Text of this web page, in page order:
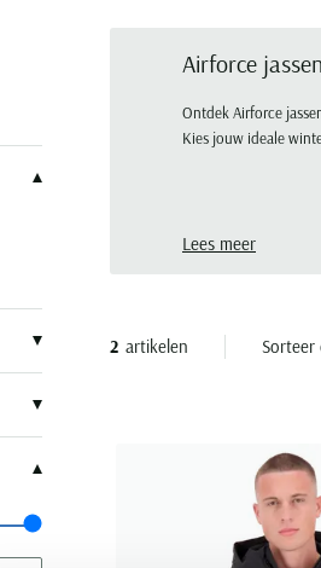
Airforce
Ontdek Airforce
Kies jouw ideale
Lees meer
2 artikelen Sorteer